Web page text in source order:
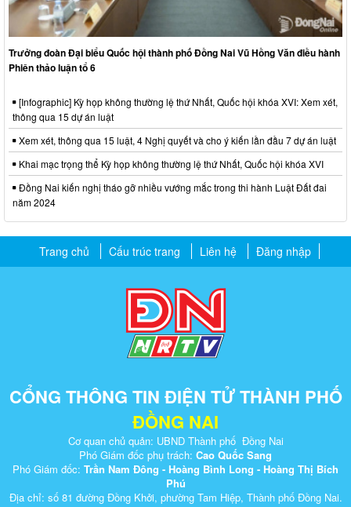
Trưởng đoàn Đại biểu Quốc hội thành phố Đồng Nai Vũ Hồng Văn điều hành
Phiên thảo luận tổ 6
[Infographic] Kỳ họp không thường lệ thứ Nhất, Quốc hội khóa XVI: Xem xét,
thông qua 15 dự án luật
Xem xét, thông qua 15 luật, 4 Nghị quyết và cho ý kiến lần đầu 7 dự án luật
Khai mạc trọng thể Kỳ họp không thường lệ thứ Nhất, Quốc hội khóa XVI
Đồng Nai kiến nghị tháo gỡ nhiều vướng mắc trong thi hành Luật Đất đai
năm 2024
Trang chủ Cấu trúc trang Liên hệ Đăng nhập
CỔNG THÔNG TIN ĐIỆN TỬ THÀNH PHỐ
ĐỒNG NAI
Cơ quan chủ quản: UBND Thành phố Đồng Nai
Phó Giám đốc phụ trách: Cao Quốc Sang
Phó Giám đốc: Trần Nam Đông - Hoàng Bình Long - Hoàng Thị Bích
Phú
Địa chỉ: số 81 đường Đồng Khởi, phường Tam Hiệp, Thành phố Đồng Nai.